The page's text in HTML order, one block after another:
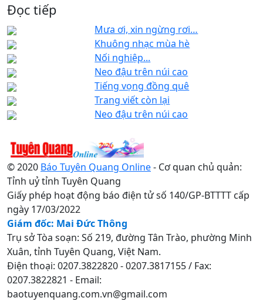
Đọc tiếp
Mưa ơi, xin ngừng rơi…
Khuông nhạc mùa hè
Nối nghiệp...
Neo đậu trên núi cao
Tiếng vọng đồng quê
Trang viết còn lại
Neo đậu trên núi cao
© 2020 Báo Tuyên Quang Online- Cơ quan chủ quản:
Tỉnh uỷ tỉnh Tuyên Quang
Giấy phép hoạt động báo điện tử số 140/GP-BTTTT cấp
ngày 17/03/2022
Giám đốc: Mai Đức Thông
Trụ sở Tòa soạn: Số 219, đường Tân Trào, phường Minh
Xuân, tỉnh Tuyên Quang, Việt Nam.
Điện thoại: 0207.3822820 - 0207.3817155 / Fax:
0207.3822821 - Email:
baotuyenquang.com.vn@gmail.com